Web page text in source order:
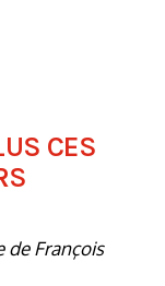
CES
de François